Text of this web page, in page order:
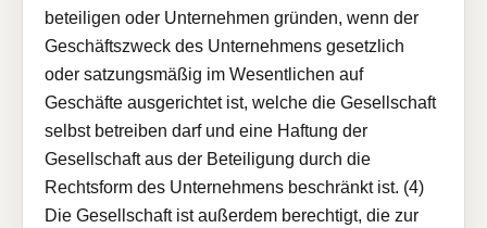
beteiligen oder Unternehmen gründen, wenn der
Geschäftszweck des Unternehmens gesetzlich
oder satzungsmäßig im Wesentlichen auf
Geschäfte ausgerichtet ist, welche die Gesellschaft
selbst betreiben darf und eine Haftung der
Gesellschaft aus der Beteiligung durch die
Rechtsform des Unternehmens beschränkt ist. (4)
Die Gesellschaft ist außerdem berechtigt, die zur